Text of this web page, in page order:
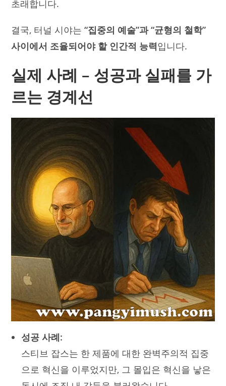
초래합니다.
결국, 터널 시야는“집중의 예술”과 “균형의 철학”
사이에서 조율되어야 할 인간적 능력입니다.
실제 사례 – 성공과 실패를 가
르는 경계선
성공 사례:
스티브 잡스는 한 제품에 대한 완벽주의적 집중
으로 혁신을 이루었지만, 그 몰입은 혁신을 낳은